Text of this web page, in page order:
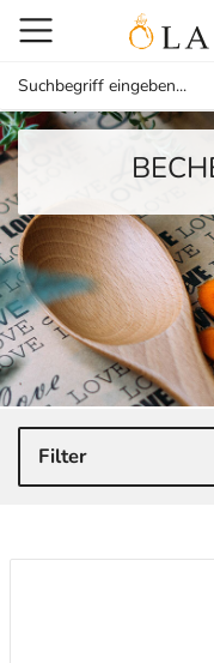
Filter